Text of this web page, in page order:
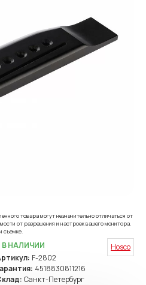
товара могут незначительно отличаться от
от разрешения и настроек вашего монитора,
съемке.
В НАЛИЧИИ
F-2802
4518830811216
Санкт-Петербург
Hosco